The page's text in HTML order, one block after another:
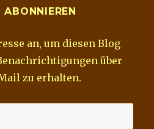
an, um diesen Blog
über
zu erhalten.